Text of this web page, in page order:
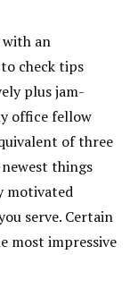
an
check tips
plus jam-
office fellow
of three
things
motivated
serve. Certain
most impressive